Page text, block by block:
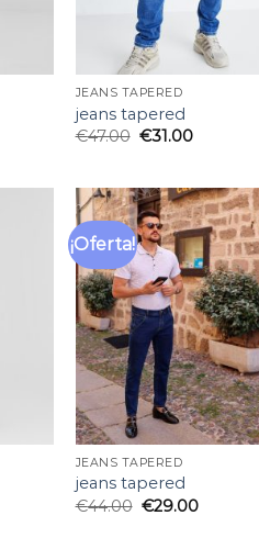
JEANS TAPERED
jeans tapered
€47.00 €31.00
¡Oferta!
a
de
JEANS TAPERED
jeans tapered
€44.00 €29.00